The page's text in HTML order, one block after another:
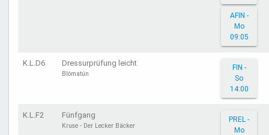
AFIN -
Mo
09:05
K.L.D6 Dressurprüfung leicht
Blómatún
FIN -
So
14:00
K.L.F2 Fünfgang
Kruse - Der Lecker Bäcker
PREL -
Mo